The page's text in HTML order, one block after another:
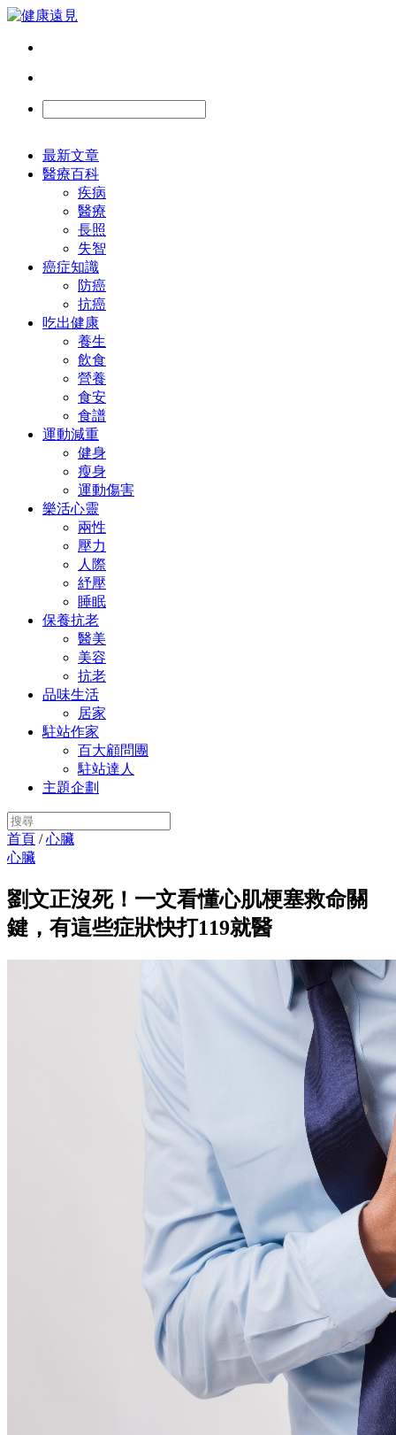
最新文章
醫療百科
疾病
醫療
長照
失智
癌症知識
防癌
抗癌
吃出健康
養生
飲食
營養
食安
食譜
運動減重
健身
瘦身
運動傷害
樂活心靈
兩性
壓力
人際
紓壓
睡眠
保養抗老
醫美
美容
抗老
品味生活
居家
駐站作家
百大顧問團
駐站達人
主題企劃
首頁 /心臟
心臟
劉文正沒死！一文看懂心肌梗塞救命關
鍵，有這些症狀快打119就醫